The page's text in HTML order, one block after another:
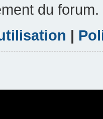
du forum.
|